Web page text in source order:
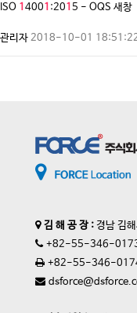
ISO 14001 :2015 - OQS 새창
관리자 2018-10-01
김 해 공 장 : 경남 김
+82-55-346-
+82-55-346-